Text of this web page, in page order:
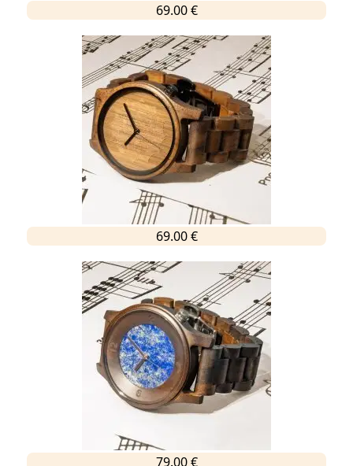
69.00 €
69.00 €
79.00 €